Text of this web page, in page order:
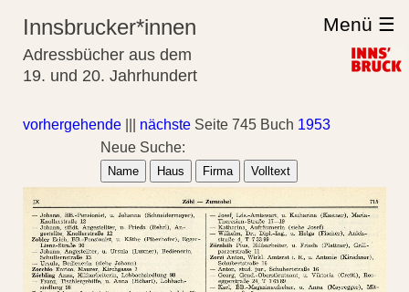
Innsbrucker*innen
Adressbücher aus dem
19. und 20. Jahrhundert
Menü ☰
vorhergehende nächste Seite 745 Buch 1953
Neue Suche:
Name Haus Firma Volltext